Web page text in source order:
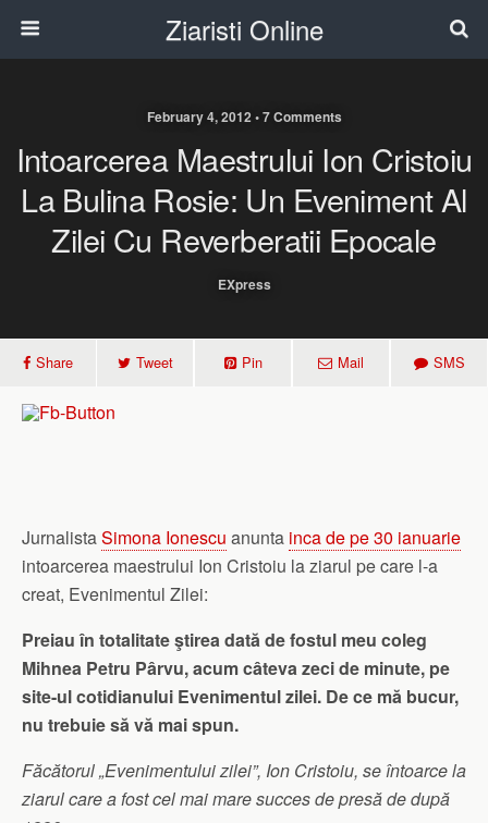
Ziaristi Online
February 4, 2012 • 7 Comments
Intoarcerea Maestrului Ion Cristoiu
La Bulina Rosie: Un Eveniment Al
Zilei Cu Reverberatii Epocale
EXpress
Share Tweet Pin Mail SMS
JurnalistaSimona Ionescu anunta inca de pe 30 ianuarie
intoarcerea maestrului Ion Cristoiu la ziarul pe care l-a
creat, Evenimentul Zilei:
Preiau în totalitate ştirea dată de fostul meu coleg
Mihnea Petru Pârvu, acum câteva zeci de minute, pe
site-ul cotidianului Evenimentul zilei. De ce mă bucur,
nu trebuie să vă mai spun.
Făcătorul „Evenimentului zilei”, Ion Cristoiu, se întoarce la
ziarul care a fost cel mai mare succes de presă de după